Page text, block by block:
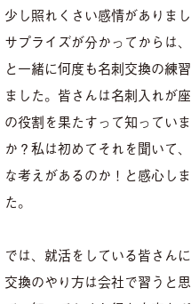
少し照れくさい感情がありまし
サプライズが分かってからは
と一緒に何度も名刺交換の練
ました。皆さんは名刺入れが
の役割を果たすって知ってい
か？私は初めてそれを聞いて
な考えがあるのか！と感心し
た。
では、就活をしている皆さん
交換のやり方は会社で習うと